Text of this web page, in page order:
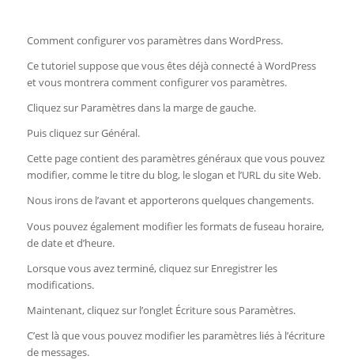
Comment configurer vos paramètres dans WordPress.
Ce tutoriel suppose que vous êtes déjà connecté à WordPress
et vous montrera comment configurer vos paramètres.
Cliquez sur Paramètres dans la marge de gauche.
Puis cliquez sur Général.
Cette page contient des paramètres généraux que vous pouvez
modifier, comme le titre du blog, le slogan et l’URL du site Web.
Nous irons de l’avant et apporterons quelques changements.
Vous pouvez également modifier les formats de fuseau horaire,
de date et d’heure.
Lorsque vous avez terminé, cliquez sur Enregistrer les
modifications.
Maintenant, cliquez sur l’onglet Écriture sous Paramètres.
C’est là que vous pouvez modifier les paramètres liés à l’écriture
de messages.